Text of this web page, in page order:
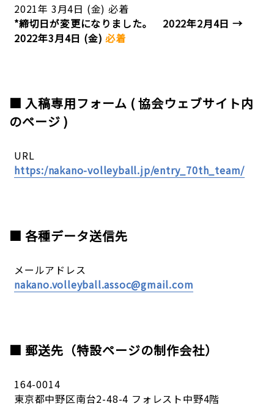
2021年 3月4日 (金)必着
*締切日が変更になりました。
2022年2月4日 →
2022年3月4日 (金)必着
■ 入稿専用フォーム ( 協会ウェブサイト内
のページ )
URL
https:/nakano-volleyball.jp/entry_70th_team/
■ 各種データ送信先
メールアドレス
nakano.volleyball.assoc@gmail.com
■ 郵送先（特設ページの制作会社）
164-0014
東京都中野区南台2-48-4 フォレスト中野4階